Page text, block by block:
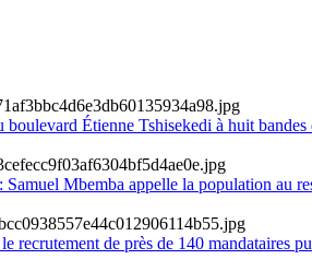
boulevard Étienne Tshisekedi à huit
Mbemba appelle la population au
recrutement de près de 140 mandataires